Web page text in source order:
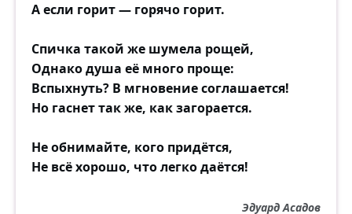
А если горит — горячо горит.
Спичка такой же шумела рощей,
Однако душа её много проще:
Вспыхнуть? В мгновение соглашается!
Но гаснет так же, как загорается.
Не обнимайте, кого придётся,
Не всё хорошо, что легко даётся!
Эдуард Асадов